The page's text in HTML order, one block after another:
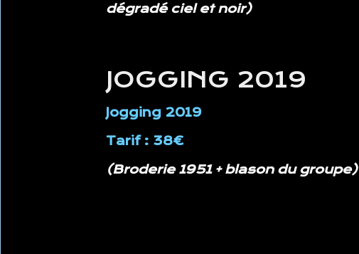
dégradé ciel et noir)
JOGGING 2019
Jogging 2019
Tarif : 38€
(Broderie 1951 + blason du groupe)